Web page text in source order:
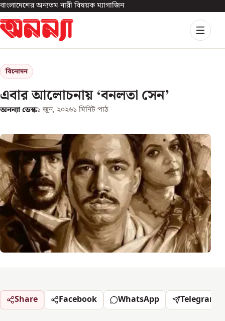
বাংলাদেশের অন্যতম নারী বিষয়ক ম্যাগাজিন
বিনোদন
এবার আলোচনায় ‘বনলতা সেন’
অনন্যা ডেস্ক১ জুন, ২০২৬১ মিনিট পাঠ
Share Facebook WhatsApp Telegram